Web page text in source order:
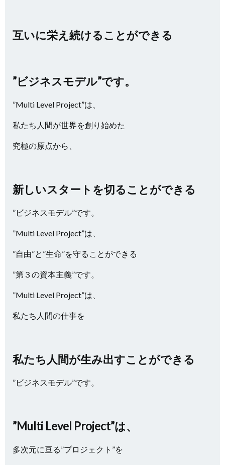
互いに栄え続けることができる
”ビジネスモデル”です。
”Multi Level Project”は、
私たち人間が世界を創り始めた
究極の原点から、
新しいスタートを切ることができる
”ビジネスモデル”です。
”Multi Level Project”は、
”自由”と”生命”を守ることができる
”第３の資本主義”です。
”Multi Level Project”は、
私たち人間の仕事を
私たち人間が生み出すことができる
”ビジネスモデル”です。
”Multi Level Project”は、
多次元に亘る”プロジェクト”を